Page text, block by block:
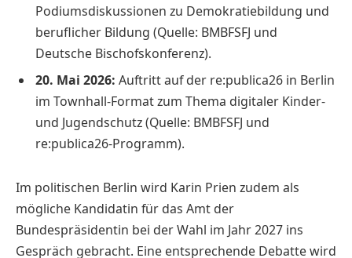
Podiumsdiskussionen zu Demokratiebildung und
beruflicher Bildung (Quelle: BMBFSFJ und
Deutsche Bischofskonferenz).
20. Mai 2026: Auftritt auf der re:publica26 in Berlin
im Townhall-Format zum Thema digitaler Kinder-
und Jugendschutz (Quelle: BMBFSFJ und
re:publica26-Programm).
Im politischen Berlin wird Karin Prien zudem als
mögliche Kandidatin für das Amt der
Bundespräsidentin bei der Wahl im Jahr 2027 ins
Gespräch gebracht. Eine entsprechende Debatte wird